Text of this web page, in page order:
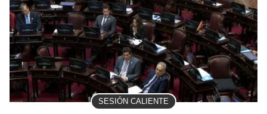
SESIÓN CALIENTE